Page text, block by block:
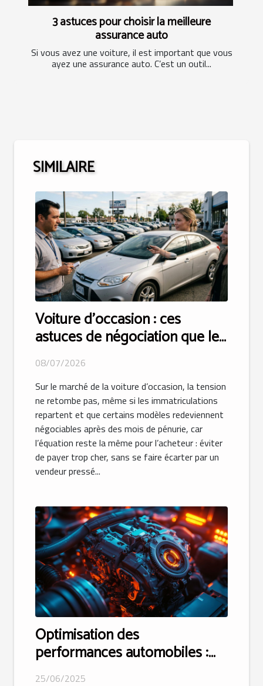
3 astuces pour choisir la meilleure
assurance auto
Si vous avez une voiture, il est important que vous
ayez une assurance auto. C’est un outil...
SIMILAIRE
Voiture d’occasion : ces
astuces de négociation que les
vendeurs ne vous diront jamais
08/07/2026
Sur le marché de la voiture d’occasion, la tension
ne retombe pas, même si les immatriculations
repartent et que certains modèles redeviennent
négociables après des mois de pénurie, car
l’équation reste la même pour l’acheteur : éviter
de payer trop cher, sans se faire écarter par un
vendeur pressé...
Optimisation des
performances automobiles :
avantages et technologies
25/06/2025